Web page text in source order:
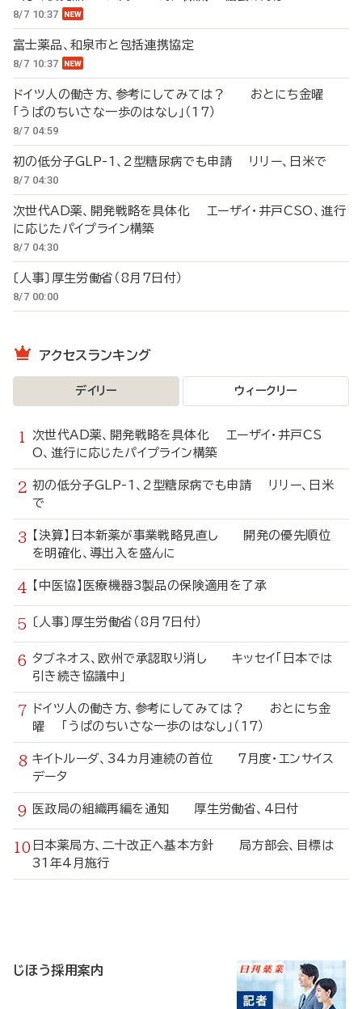
8/7 10:37
富士薬品、和泉市と包括連携協定
8/7 10:37
ドイツ人の働き方、参考にしてみては？ おとにち金曜
「うぱのちいさな一歩のはなし」（17）
8/7 04:59
初の低分子GLP-1、2型糖尿病でも申請 リリー、日米で
8/7 04:30
次世代AD薬、開発戦略を具体化 エーザイ・井戸CSO、進行
に応じたパイプライン構築
8/7 04:30
〔人事〕厚生労働省（8月7日付）
8/7 00:00
アクセスランキング
デイリー ウィークリー
次世代AD薬、開発戦略を具体化 エーザイ・井戸CS
O、進行に応じたパイプライン構築
初の低分子GLP-1、2型糖尿病でも申請 リリー、日米
で
【決算】日本新薬が事業戦略見直し 開発の優先順位
を明確化、導出入を盛んに
【中医協】医療機器3製品の保険適用を了承
〔人事〕厚生労働省（8月7日付）
タブネオス、欧州で承認取り消し キッセイ「日本では
引き続き協議中」
ドイツ人の働き方、参考にしてみては？ おとにち金
曜 「うぱのちいさな一歩のはなし」（17）
キイトルーダ、34カ月連続の首位 7月度・エンサイス
データ
医政局の組織再編を通知 厚生労働省、4日付
日本薬局方、二十改正へ基本方針 局方部会、目標は
31年4月施行
じほう採用案内